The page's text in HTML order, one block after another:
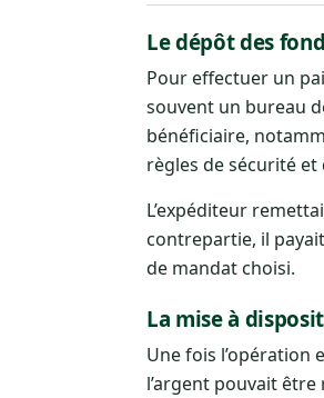
Le dépôt des
Pour effectuer un
souvent un bureau
bénéficiaire,
règles de sécurité
L’expéditeur
contrepartie, il
de mandat choisi.
La mise à
Une fois
l’argent pouvait